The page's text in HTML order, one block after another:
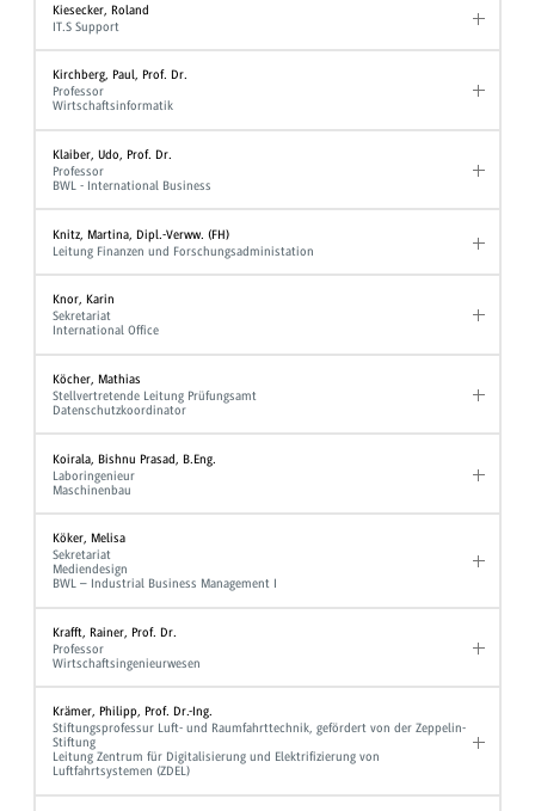
Kiesecker, Roland
IT.S Support
Kirchberg, Paul, Prof. Dr.
Professor
Wirtschaftsinformatik
Klaiber, Udo, Prof. Dr.
Professor
BWL - International Business
Knitz, Martina, Dipl.-Verww. (FH)
Leitung Finanzen und Forschungsadministation
Knor, Karin
Sekretariat
International Office
Köcher, Mathias
Stellvertretende Leitung Prüfungsamt
Datenschutzkoordinator
Koirala, Bishnu Prasad, B.Eng.
Laboringenieur
Maschinenbau
Köker, Melisa
Sekretariat
Mediendesign
BWL – Industrial Business Management I
Krafft, Rainer, Prof. Dr.
Professor
Wirtschaftsingenieurwesen
Krämer, Philipp, Prof. Dr.-Ing.
Stiftungsprofessur Luft- und Raumfahrttechnik, gefördert von der Zeppelin-
Stiftung
Leitung Zentrum für Digitalisierung und Elektrifizierung von
Luftfahrtsystemen (ZDEL)